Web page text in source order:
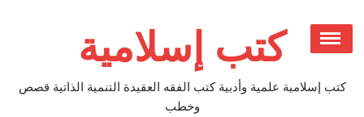
content
كتب إسلامية
كتب إسلامية علمية وأدبية كتب الفقه العقيدة التنمية الذاتية قصص
وخطب